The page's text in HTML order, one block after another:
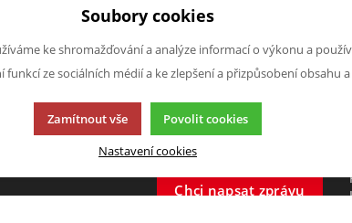
Chcete nám něco sdělit o našich
produktech nebo e-shopu?
Neváhejte napsat.
Chci napsat zprávu
Soubory cookies
ke shromažďování a analýze informací o výkonu a
funkcí ze sociálních médií a ke zlepšení a přizpůsobení obsahu
Zamítnout vše Povolit cookies
Nastavení cookies